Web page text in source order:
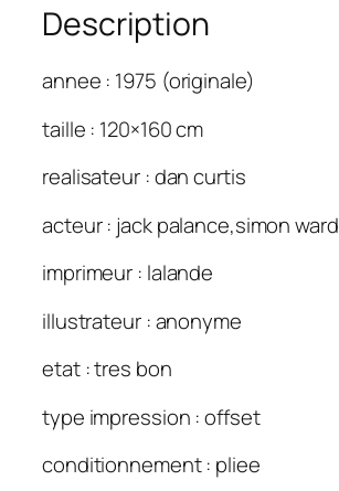
Description
annee : 1975 (originale)
taille : 120×160 cm
realisateur : dan curtis
acteur : jack palance,simon ward
imprimeur : lalande
illustrateur : anonyme
etat : tres bon
type impression : offset
conditionnement : pliee